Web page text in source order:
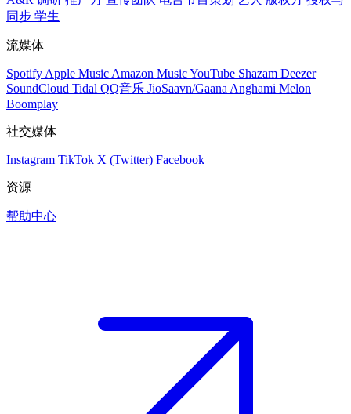
同步 学生
流媒体
Spotify Apple Music Amazon MusicYouTube Shazam Deezer
SoundCloud Tidal QQ音乐 JioSaavn/Gaana Anghami Melon
Boomplay
社交媒体
Instagram TikTok X (Twitter) Facebook
资源
帮助中心